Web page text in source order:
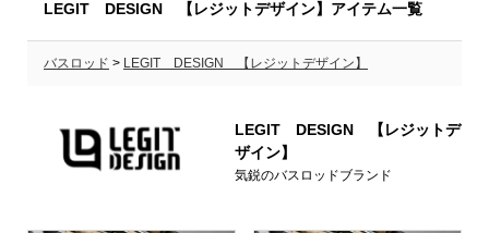
LEGIT DESIGN 【レジットデザイン】アイテム一覧
バスロッド > LEGIT DESIGN 【レジットデザイン】
LEGIT DESIGN 【レジットデ
ザイン】
気鋭のバスロッドブランド